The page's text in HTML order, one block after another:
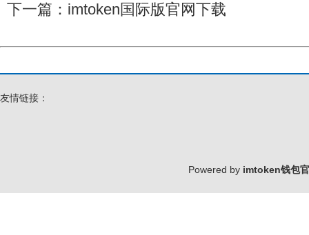
下一篇： imtoken国际版官网下载
友情链接：
Powered by imtoken钱包